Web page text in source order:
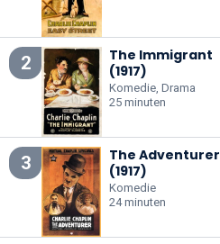
2
The Immigrant
(1917)
Komedie, Drama
25 minuten
3
The Adventurer
(1917)
Komedie
24 minuten